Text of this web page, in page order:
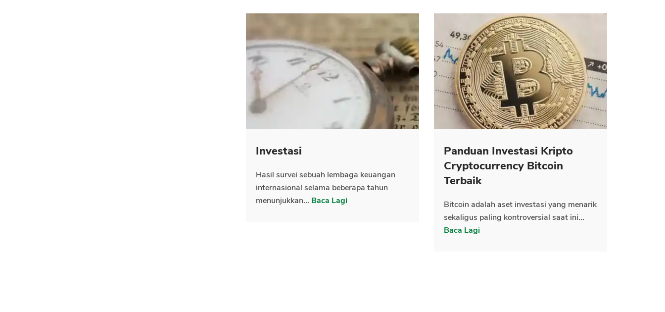
Investasi
Hasil survei sebuah lembaga keuangan
internasional selama beberapa tahun
menunjukkan... Baca Lagi
Panduan Investasi Kripto
Cryptocurrency Bitcoin
Terbaik
Bitcoin adalah aset investasi yang menarik
sekaligus paling kontroversial saat ini...
Baca Lagi